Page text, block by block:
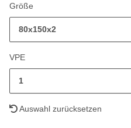
Größe
80x150x2
VPE
1
Auswahl zurücksetzen